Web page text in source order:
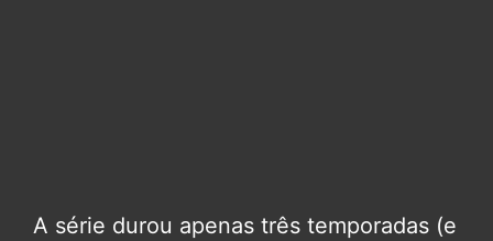
A série durou apenas três temporadas (e